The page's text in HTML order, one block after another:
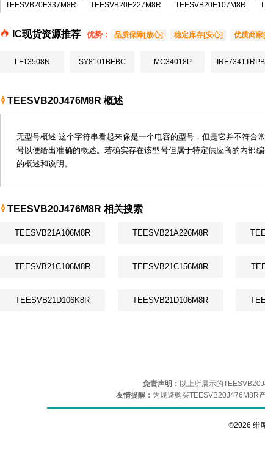
TEESVB20E337M8R
TEESVB20E227M8R TEESVB20E107M8R
IC现货资源推荐 优势： 品质保障[放心] 稳定库存[安心] 优质商家
LF13508N SY8101BEBC MC34018P
TEESVB20J476M8R 概述
无型号概述 这个字符串看起来像是一个电容的型号，但是它并不符合
号以便给出准确的概述。若确实存在该型号但属于特定供应商的内部
的概述和说明。
TEESVB20J476M8R 相关搜索
TEESVB21A106M8R TEESVB21A226M8R
TEESVB21C106M8R TEESVB21C156M8R
TEESVB21D106K8R TEESVB21D106M8R
免责声明： 以上所展示的
友情提醒： 为规避购买TEESVB20J476M8R
©2026 维